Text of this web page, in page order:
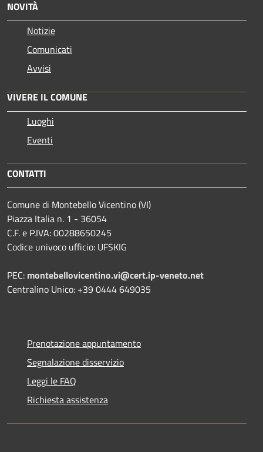
NOVITÀ
Notizie
Comunicati
Avvisi
VIVERE IL COMUNE
Luoghi
Eventi
CONTATTI
Comune di Montebello Vicentino (VI)
Piazza Italia n. 1 - 36054
C.F. e P.IVA: 00288650245
Codice univoco ufficio: UFSKIG
PEC: montebellovicentino.vi@cert.ip-veneto.net
Centralino Unico: +39 0444 649035
Prenotazione appuntamento
Segnalazione disservizio
Leggi le FAQ
Richiesta assistenza